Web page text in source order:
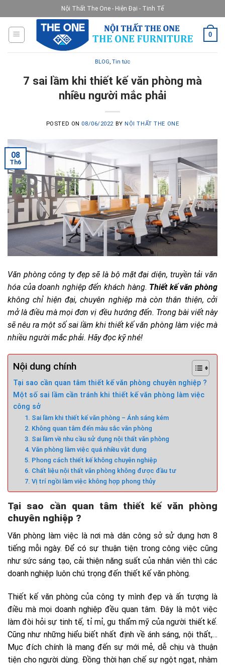
to
content
Nội Thất The One - Hiện Đại - Tinh Tế
0
BLOG, Tin tức
7 sai lầm khi thiết kế văn phòng mà
nhiều người mắc phải
POSTED ON 08/06/2022 BY NỘI THẤT THE ONE
08
Th6
Văn phòng công ty đẹp sẽ là bộ mặt đại diện, truyền tải văn
hóa của doanh nghiệp đến khách hàng. Thiết kế văn phòng
không chỉ hiện đại, chuyên nghiệp mà còn thân thiện, cởi
mở là điều mà mọi đơn vị đều hướng đến. Trong bài viết này
sẽ nêu ra một số sai lầm khi thiết kế văn phòng làm việc mà
nhiều người mắc phải. Hãy đọc kỹ nhé!
Nội dung chính
Tại sao cần quan tâm thiết kế văn phòng chuyên nghiệp ?
Một số sai lầm cần tránh khi thiết kế văn phòng làm việc
công sở
1. Sai lầm khi thiết kế văn phòng – Ánh sáng kém
2. Không quan tâm đến màu sắc văn phòng
3. Sai lầm về nhu cầu sử dụng nội thất văn phòng
4. Văn phòng làm việc quá nhiều vật dụng
5. Phong cách thiết kế không chuyên nghiệp
6. Chất liệu nội thất văn phòng không được đầu tư
7. Vị trí ngồi làm việc không hợp phong thủy
Tại sao cần quan tâm thiết kế văn phòng
chuyên nghiệp ?
Văn phòng làm việc là nơi mà dân công sở sử dụng hơn 8
tiếng mỗi ngày. Để có sự thuận tiện trong công việc cũng
như sức sáng tạo, cải thiện năng suất của nhân viên thì các
doanh nghiệp luôn chú trọng đến thiết kế văn phòng.
Thiết kế văn phòng của công ty mình đẹp và ấn tượng là
điều mà mọi doanh nghiệp đều quan tâm. Đây là một việc
làm đòi hỏi sự tinh tế, tỉ mỉ, gu thẩm mỹ của người thiết kế.
Cũng như những hiểu biết nhất định về ánh sáng, nội thất,…
Mục đích chính là mang đến sự mới mẻ, dễ chịu và thuận
tiện cho người dùng. Đồng thời hạn chế sự ngột ngạt, nhàm